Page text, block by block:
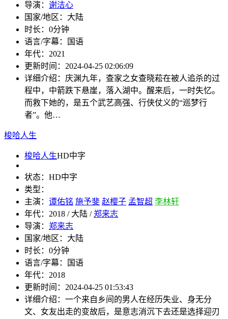
导演： 谢洁心
国家/地区： 大陆
时长： 0分钟
语言/字幕：
国语
年代： 2021
更新时间： 2024-04-25 02:06:09
详细介绍： 庆渊九年，查家之女查晓菘在被人追杀的过
程中，中箭跌下悬崖，落入湖中。醒来后，一时失忆。
而救下她的，是五个武艺高强、行侠仗义的“巡梦行
者”。他…
梭哈人生
梭哈人生HD中字
状态： HD中字
类型：
主演： 谭佑铭 施予斐 赵樱子 孟智超 李林轩
年代： 2018 / 大陆 /郑来志
导演： 郑来志
国家/地区： 大陆
时长： 0分钟
语言/字幕：
国语
年代： 2018
更新时间： 2024-04-25 01:53:43
详细介绍： 一个来自乡间的男人在经历失业、身无分
文、女友出走的变故后，是意志消沉下去还是选择迎刃